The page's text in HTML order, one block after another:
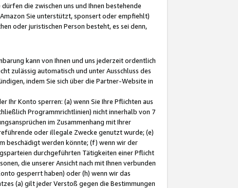
die zwischen uns und Ihnen bestehende
Sie unterstützt, sponsert oder empfiehlt)
oder juristischen Person besteht, es sei denn,
kann von Ihnen und uns jederzeit ordentlich
zulässig automatisch und unter Ausschluss des
indem Sie sich über die Partner-Website in
Ihr Konto sperren: (a) wenn Sie Ihre Pflichten aus
Programmrichtlinien) nicht innerhalb von 7
im Zusammenhang mit Ihrer
oder illegale Zwecke genutzt wurde; (e)
beschädigt werden könnte; (f) wenn wir der
durchgeführten Tätigkeiten einer Pflicht
die unserer Ansicht nach mit Ihnen verbunden
gesperrt haben) oder (h) wenn wir das
(a) gilt jeder Verstoß gegen die Bestimmungen